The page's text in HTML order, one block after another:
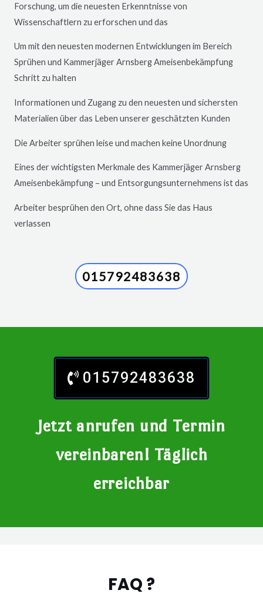
Forschung, um die neuesten Erkenntnisse von
Wissenschaftlern zu erforschen und das
Um mit den neuesten modernen Entwicklungen im Bereich
Sprühen und KammerjägerArnsbergAmeisenbekämpfung
Schritt zu halten
Informationen und Zugang zu den neuesten und sichersten
Materialien über das Leben unserer geschätzten Kunden
Die Arbeiter sprühen leise und machen keine Unordnung
Eines der wichtigsten Merkmale des KammerjägerArnsberg
Ameisenbekämpfung – und Entsorgungsunternehmens ist das
Arbeiter besprühen den Ort, ohne dass Sie das Haus
verlassen
015792483638
015792483638
Jetzt anrufen und Termin
vereinbaren! Täglich
erreichbar
FAQ ?